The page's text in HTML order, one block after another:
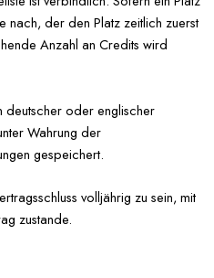
nach, der den Platz zeitlich zuerst
Anzahl an Credits wird
deutscher oder englischer
Wahrung der
gespeichert.
volljährig zu sein, mit
zustande.